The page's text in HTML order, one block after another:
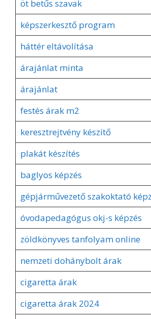
öt betűs szavak
képszerkesztő program
háttér eltávolítása
árajánlat minta
árajánlat
festés árak m2
keresztrejtvény készítő
plakát készítés
baglyos képzés
gépjárművezető szakoktató
óvodapedagógus okj-s képzés
zöldkönyves tanfolyam online
nemzeti dohánybolt árak
cigaretta árak
cigaretta árak 2024